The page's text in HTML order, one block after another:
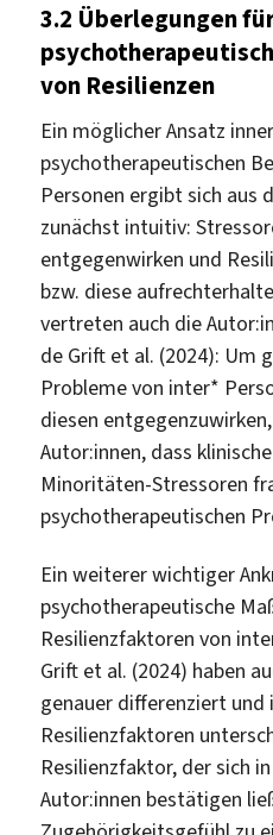
3.2 Überlegungen
von Resilienzen
Ein möglicher Ansatz
psychotherapeutischen
Personen ergibt sich aus
zunächst intuitiv:
entgegenwirken und
bzw. diese
vertreten auch die
de Grift et al. (2024): Um
Probleme von inter*
diesen
Autor:innen, dass
Minoritäten-Stressoren
psychotherapeutischen
Ein weiterer wichtiger
psychotherapeutische
Resilienzfaktoren von
Grift et al. (2024) haben
genauer differenziert
Resilienzfaktoren
Resilienzfaktor, der sich
Autor:innen bestätigen